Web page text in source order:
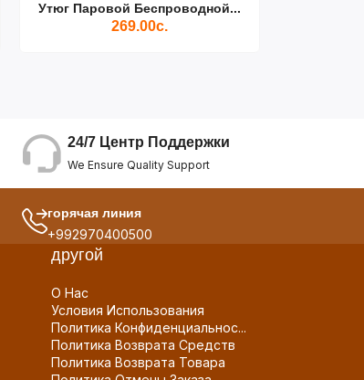
Утюг Паровой Беспроводной...
269.00с.
24/7 Центр Поддержки
We Ensure Quality Support
горячая линия
+992970400500
другой
О Нас
Условия Использования
Политика Конфиденциальнос...
Политика Возврата Средств
Политика Возврата Товара